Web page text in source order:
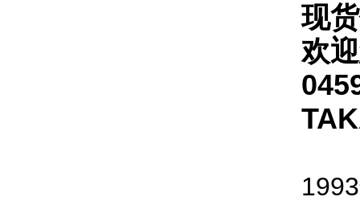
现
欢
1993